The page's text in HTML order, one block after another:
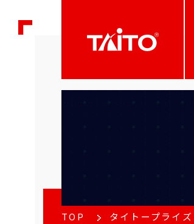
TOP タイトープライズ